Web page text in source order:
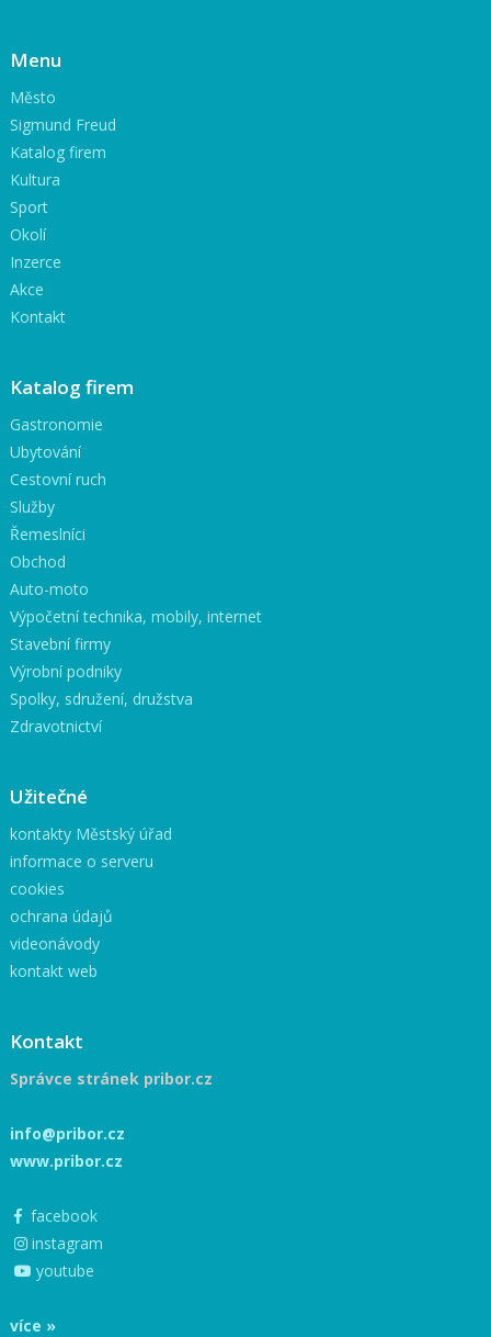
Menu
Město
Sigmund Freud
Katalog firem
Kultura
Sport
Okolí
Inzerce
Akce
Kontakt
Katalog firem
Gastronomie
Ubytování
Cestovní ruch
Služby
Řemeslníci
Obchod
Auto-moto
Výpočetní technika, mobily, internet
Stavební firmy
Výrobní podniky
Spolky, sdružení, družstva
Zdravotnictví
Užitečné
kontakty Městský úřad
informace o serveru
cookies
ochrana údajů
videonávody
kontakt web
Kontakt
Správce stránek pribor.cz
info@pribor.cz
www.pribor.cz
facebook
instagram
youtube
více »